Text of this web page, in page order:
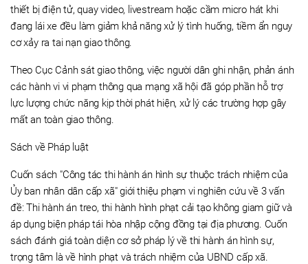
thiết bị điện tử, quay video, livestream hoặc cầm micro hát khi
đang lái xe đều làm giảm khả năng xử lý tình huống, tiềm ẩn nguy
cơ xảy ra tai nạn giao thông.
Theo Cục Cảnh sát giao thông, việc người dân ghi nhận, phản ánh
các hành vi vi phạm thông qua mạng xã hội đã góp phần hỗ trợ
lực lượng chức năng kịp thời phát hiện, xử lý các trường hợp gây
mất an toàn giao thông.
Sách về Pháp luật
Cuốn sách "Công tác thi hành án hình sự thuộc trách nhiệm của
Ủy ban nhân dân cấp xã" giới thiệu phạm vi nghiên cứu về 3 vấn
đề: Thi hành án treo, thi hành hình phạt cải tạo không giam giữ và
áp dụng biện pháp tái hòa nhập cộng đồng tại địa phương. Cuốn
sách đánh giá toàn diện cơ sở pháp lý về thi hành án hình sự,
trọng tâm là về hình phạt và trách nhiệm của UBND cấp xã.